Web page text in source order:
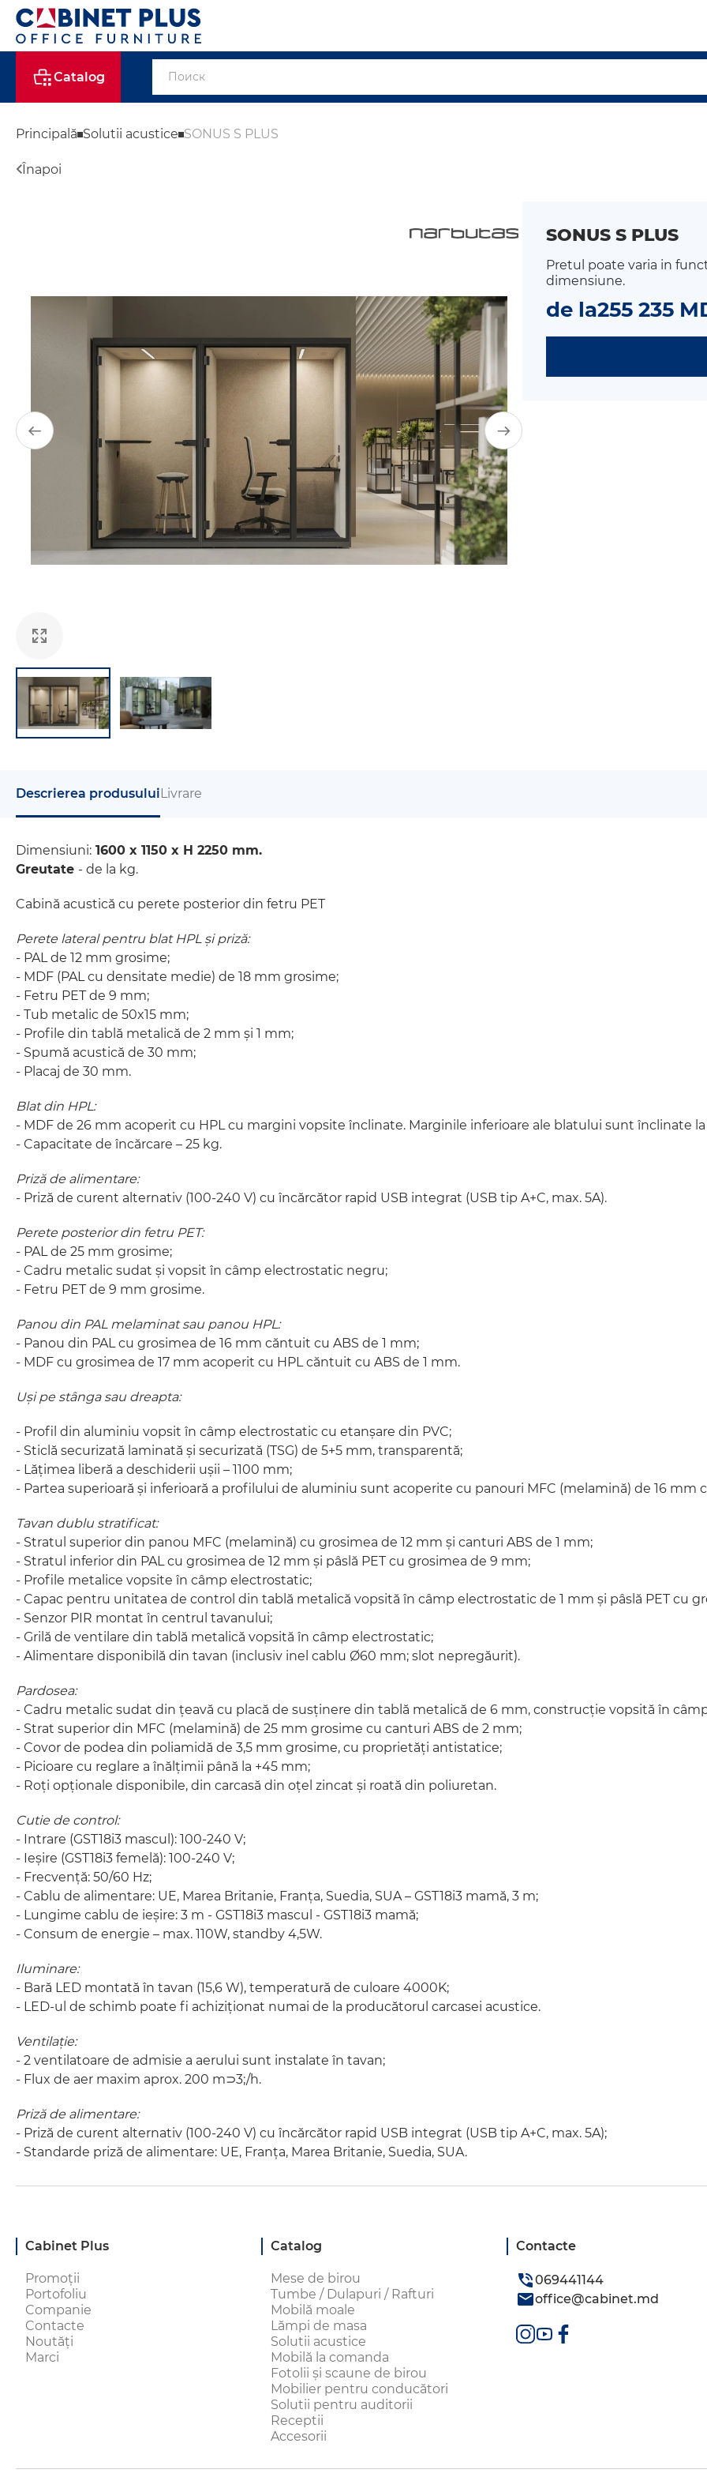
Catalog
Principală Solutii acustice SONUS S PLUS
Înapoi
SONUS S PLUS
Pretul poate varia in
dimensiune.
de la255 235
Descrierea produsuluiLivrare
Dimensiuni: 1600 x 1150 x H 2250 mm.
Greutate - de la kg.
Cabină acustică cu perete posterior din fetru PET
Perete lateral pentru blat HPL și priză:
- PAL de 12 mm grosime;
- MDF (PAL cu densitate medie) de 18 mm grosime;
- Fetru PET de 9 mm;
- Tub metalic de 50x15 mm;
- Profile din tablă metalică de 2 mm și 1 mm;
- Spumă acustică de 30 mm;
- Placaj de 30 mm.
Blat din HPL:
- MDF de 26 mm acoperit cu HPL cu margini vopsite înclinate. Marginile inferioare ale blatului sunt înclinate la
- Capacitate de încărcare – 25 kg.
Priză de alimentare:
- Priză de curent alternativ (100-240 V) cu încărcător rapid USB integrat (USB tip A+C, max. 5A).
Perete posterior din fetru PET:
- PAL de 25 mm grosime;
- Cadru metalic sudat și vopsit în câmp electrostatic negru;
- Fetru PET de 9 mm grosime.
Panou din PAL melaminat sau panou HPL:
- Panou din PAL cu grosimea de 16 mm căntuit cu ABS de 1 mm;
- MDF cu grosimea de 17 mm acoperit cu HPL căntuit cu ABS de 1 mm.
Uși pe stânga sau dreapta:
- Profil din aluminiu vopsit în câmp electrostatic cu etanșare din PVC;
- Sticlă securizată laminată și securizată (TSG) de 5+5 mm, transparentă;
- Lățimea liberă a deschiderii ușii – 1100 mm;
- Partea superioară și inferioară a profilului de aluminiu sunt acoperite cu panouri MFC (melamină) de 16 mm
Tavan dublu stratificat:
- Stratul superior din panou MFC (melamină) cu grosimea de 12 mm și canturi ABS de 1 mm;
- Stratul inferior din PAL cu grosimea de 12 mm și pâslă PET cu grosimea de 9 mm;
- Profile metalice vopsite în câmp electrostatic;
- Capac pentru unitatea de control din tablă metalică vopsită în câmp electrostatic de 1 mm și pâslă PET cu
- Senzor PIR montat în centrul tavanului;
- Grilă de ventilare din tablă metalică vopsită în câmp electrostatic;
- Alimentare disponibilă din tavan (inclusiv inel cablu Ø60 mm; slot nepregăurit).
Pardosea:
- Cadru metalic sudat din țeavă cu placă de susținere din tablă metalică de 6 mm, construcție vopsită în
- Strat superior din MFC (melamină) de 25 mm grosime cu canturi ABS de 2 mm;
- Covor de podea din poliamidă de 3,5 mm grosime, cu proprietăți antistatice;
- Picioare cu reglare a înălțimii până la +45 mm;
- Roți opționale disponibile, din carcasă din oțel zincat și roată din poliuretan.
Cutie de control:
- Intrare (GST18i3 mascul): 100-240 V;
- Ieșire (GST18i3 femelă): 100-240 V;
- Frecvență: 50/60 Hz;
- Cablu de alimentare: UE, Marea Britanie, Franța, Suedia, SUA – GST18i3 mamă, 3 m;
- Lungime cablu de ieșire: 3 m - GST18i3 mascul - GST18i3 mamă;
- Consum de energie – max. 110W, standby 4,5W.
Iluminare:
- Bară LED montată în tavan (15,6 W), temperatură de culoare 4000K;
- LED-ul de schimb poate fi achiziționat numai de la producătorul carcasei acustice.
Ventilație:
- 2 ventilatoare de admisie a aerului sunt instalate în tavan;
- Flux de aer maxim aprox. 200 m⊃3;/h.
Priză de alimentare:
- Priză de curent alternativ (100-240 V) cu încărcător rapid USB integrat (USB tip A+C, max. 5A);
- Standarde priză de alimentare: UE, Franța, Marea Britanie, Suedia, SUA.
Cabinet Plus
Promoții
Portofoliu
Companie
Contacte
Noutăți
Marci
Catalog
Mese de birou
Tumbe / Dulapuri / Rafturi
Mobilă moale
Lămpi de masa
Solutii acustice
Mobilă la comanda
Fotolii și scaune de birou
Mobilier pentru conducători
Solutii pentru auditorii
Receptii
Accesorii
Contacte
069441144
office@cabinet.md